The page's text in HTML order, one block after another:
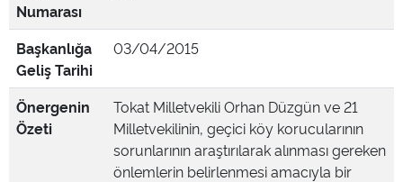
Numarası
Başkanlığa
Geliş Tarihi
03/04/2015
Önergenin
Özeti
Tokat Milletvekili Orhan Düzgün ve 21
Milletvekilinin, geçici köy korucularının
sorunlarının araştırılarak alınması gereken
önlemlerin belirlenmesi amacıyla bir